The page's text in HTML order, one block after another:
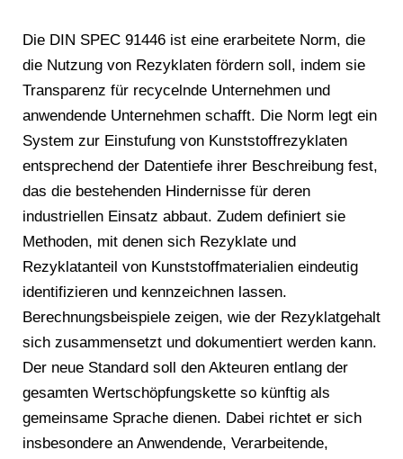
Die DIN SPEC 91446 ist eine erarbeitete Norm, die
die Nutzung von Rezyklaten fördern soll, indem sie
Transparenz für recycelnde Unternehmen und
anwendende Unternehmen schafft. Die Norm legt ein
System zur Einstufung von Kunststoffrezyklaten
entsprechend der Datentiefe ihrer Beschreibung fest,
das die bestehenden Hindernisse für deren
industriellen Einsatz abbaut. Zudem definiert sie
Methoden, mit denen sich Rezyklate und
Rezyklatanteil von Kunststoffmaterialien eindeutig
identifizieren und kennzeichnen lassen.
Berechnungsbeispiele zeigen, wie der Rezyklatgehalt
sich zusammensetzt und dokumentiert werden kann.
Der neue Standard soll den Akteuren entlang der
gesamten Wertschöpfungskette so künftig als
gemeinsame Sprache dienen. Dabei richtet er sich
insbesondere an Anwendende, Verarbeitende,